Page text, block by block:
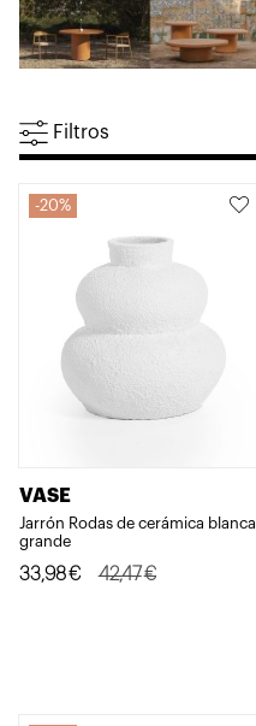
Filtros
20%
VASE
Jarrón Rodas de cerámica blanca
grande
42,47€
El
33,98€
El